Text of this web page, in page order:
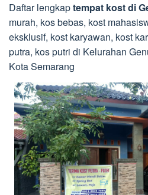
Daftar lengkaptempat kost di
murah, kos bebas, kost
eksklusif, kost karyawan, kost
putra, kos putri di Kelurahan
Kota Semarang